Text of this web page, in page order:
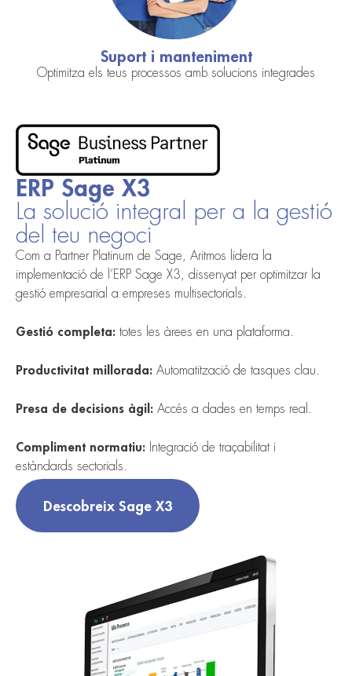
Suport i manteniment
Optimitza els teus processos amb solucions integrades
ERP Sage X3
La solució integral per a la gestió
del teu negoci
Com a Partner Platinum de Sage, Aritmos lidera la
implementació de l’ERP Sage X3, dissenyat per optimitzar la
gestió empresarial a empreses multisectorials.
Gestió completa: totes les àrees en una plataforma.
Productivitat millorada: Automatització de tasques clau.
Presa de decisions àgil: Accés a dades en temps real.
Compliment normatiu: Integració de traçabilitat i
estàndards sectorials.
Descobreix Sage X3